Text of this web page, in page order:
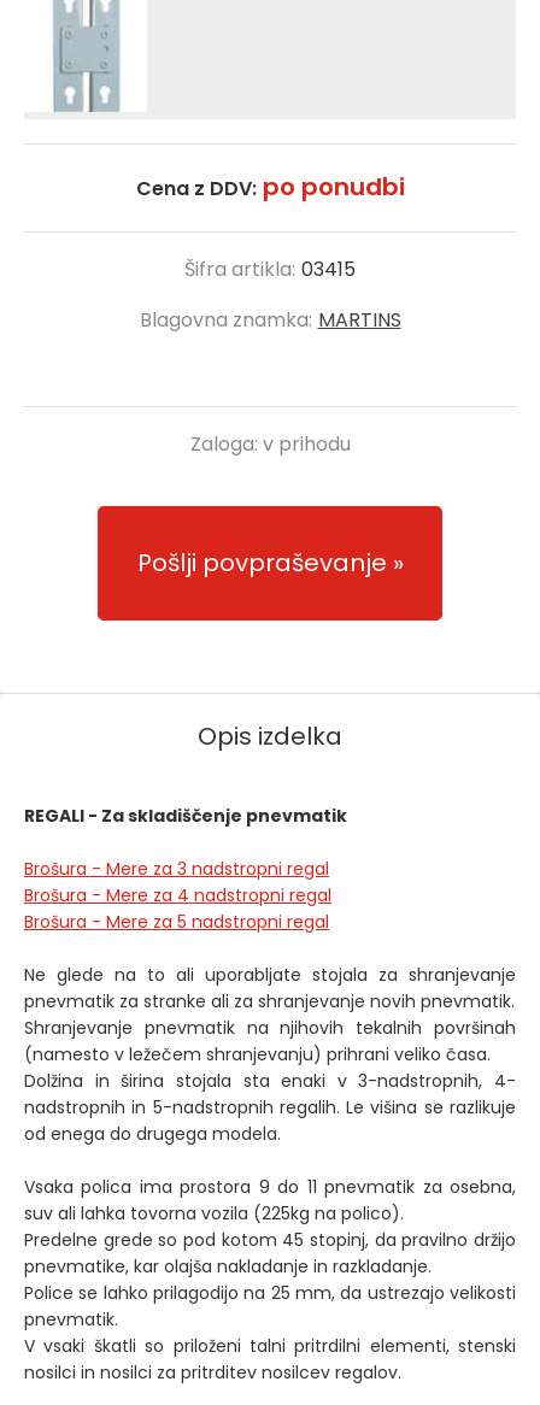
Cena z DDV: po ponudbi
Šifra artikla: 03415
Blagovna znamka: MARTINS
Zaloga: v prihodu
Pošlji povpraševanje
Opis izdelka
REGALI - Za skladiščenje pnevmatik
Brošura - Mere za 3 nadstropni regal
Brošura - Mere za 4 nadstropni regal
Brošura - Mere za 5 nadstropni regal
Ne glede na to ali uporabljate stojala za shranjevanje
pnevmatik za stranke ali za shranjevanje novih pnevmatik.
Shranjevanje pnevmatik na njihovih tekalnih površinah
(namesto v ležečem shranjevanju) prihrani veliko časa.
Dolžina in širina stojala sta enaki v 3-nadstropnih, 4-
nadstropnih in 5-nadstropnih regalih. Le višina se razlikuje
od enega do drugega modela.
Vsaka polica ima prostora 9 do 11 pnevmatik za osebna,
suv ali lahka tovorna vozila (225kg na polico).
Predelne grede so pod kotom 45 stopinj, da pravilno držijo
pnevmatike, kar olajša nakladanje in razkladanje.
Police se lahko prilagodijo na 25 mm, da ustrezajo velikosti
pnevmatik.
V vsaki škatli so priloženi talni pritrdilni elementi, stenski
nosilci in nosilci za pritrditev nosilcev regalov.